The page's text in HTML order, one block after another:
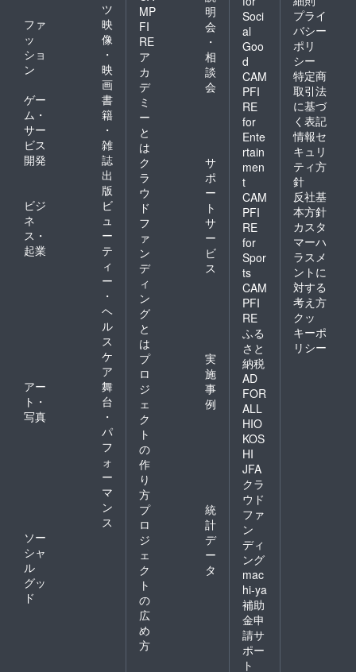
ツ
ファ
ッ
ショ
ン
映
像
・
映
画
ゲー
ム・
サー
ビス
開発
書
籍
・
雑
誌
出
版
ビジ
ネ
ス・
起業
ビ
ュ
ー
テ
ィ
ー
・
ヘ
ル
ス
ケ
ア
アー
ト・
写真
舞
台
・
パ
フ
ォ
ー
マ
ン
ス
ソー
シャ
ル
グッ
ド
MP
FI
RE
ア
カ
デ
ミ
ー
と
は
明
会
・
相
談
会
ク
ラ
ウ
ド
フ
ァ
ン
デ
ィ
ン
グ
と
は
サ
ポ
ー
ト
サ
ー
ビ
ス
プ
ロ
ジ
ェ
ク
ト
の
作
り
方
実
施
事
例
プ
ロ
ジ
ェ
ク
ト
の
広
め
方
統
計
デ
ー
タ
Soci
al
Goo
d
CAM
PFI
RE
for
Ente
rtain
men
t
CAM
PFI
RE
for
Spor
ts
CAM
PFI
RE
ふる
さと
納税
AD
FOR
ALL
HIO
KOS
HI
JFA
クラ
ウド
ファ
ン
ディ
ング
mac
hi-ya
補助
金申
請サ
ポー
ト
プライ
バシー
ポリ
シー
特定商
取引法
に基づ
く表記
情報セ
キュリ
ティ方
針
反社基
本方針
カスタ
マーハ
ラスメ
ントに
対する
考え方
クッ
キーポ
リシー